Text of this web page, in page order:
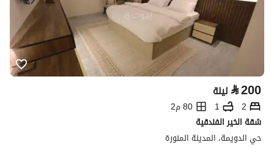
⃁200 ليلة
2
1
80 م2
شقة الخير الفندقية
حي الدويمة، المدينة المنورة